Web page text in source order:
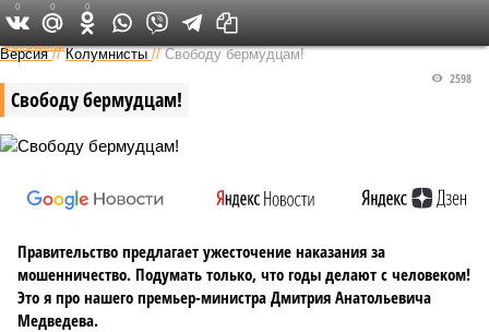
Федеральный выпуск
Версия //Колумнисты //Свободу бермудцам!
Свободу бермудцам!
2598
Правительство предлагает ужесточение наказания за
мошенничество. Подумать только, что годы делают с человеком!
Это я про нашего премьер-министра Дмитрия Анатольевича
Медведева.
0 0 0